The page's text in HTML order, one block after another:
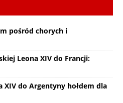
pośród chorych i
Leona XIV do Francji:
XIV do Argentyny hołdem dla